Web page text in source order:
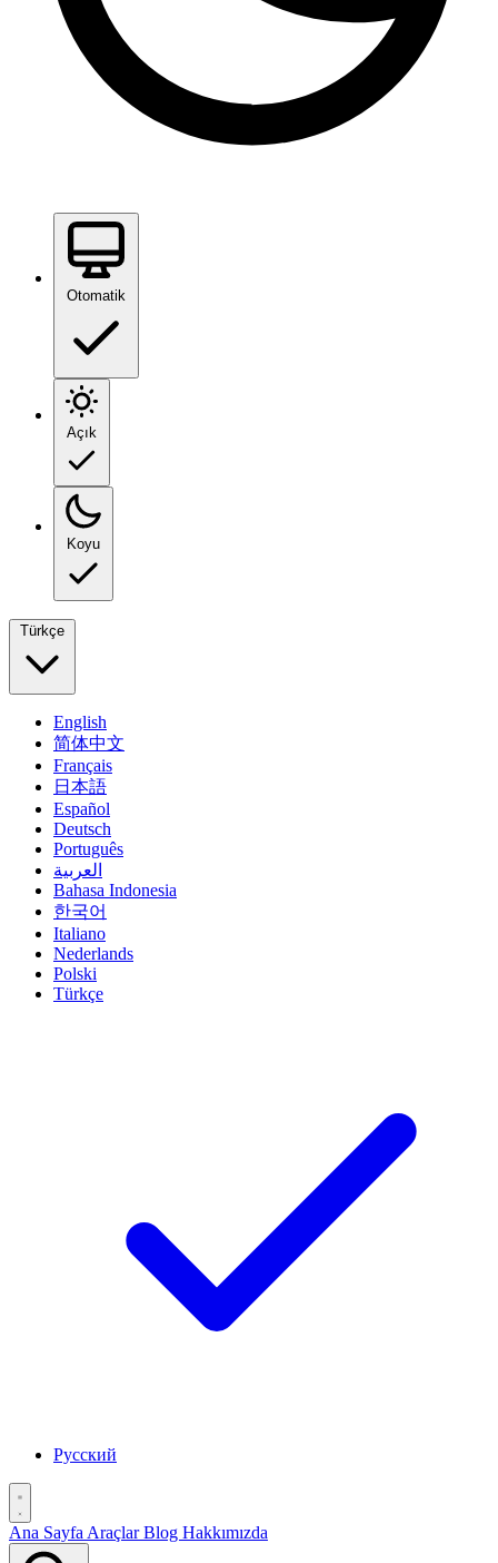
Otomatik
Açık
Koyu
Türkçe
English
简体中文
Français
日本語
Español
Deutsch
Português
العربية
Bahasa Indonesia
한국어
Italiano
Nederlands
Polski
Türkçe
Русский
Ana Sayfa AraçlarBlog Hakkımızda